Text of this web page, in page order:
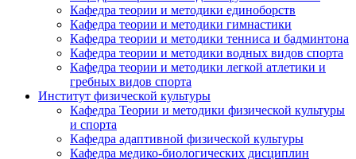
Кафедра теории и методики единоборств
Кафедра теории и методики гимнастики
Кафедра теории и методики тенниса и бадминтона
Кафедра теории и методики водных видов спорта
Кафедра теории и методики легкой атлетики и
гребных видов спорта
Институт физической культуры
Кафедра Теории и методики физической культуры
и спорта
Кафедра адаптивной физической культуры
Кафедра медико-биологических дисциплин